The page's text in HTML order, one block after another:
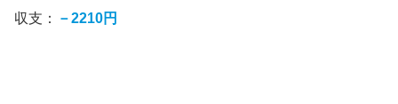
収支： －2210円